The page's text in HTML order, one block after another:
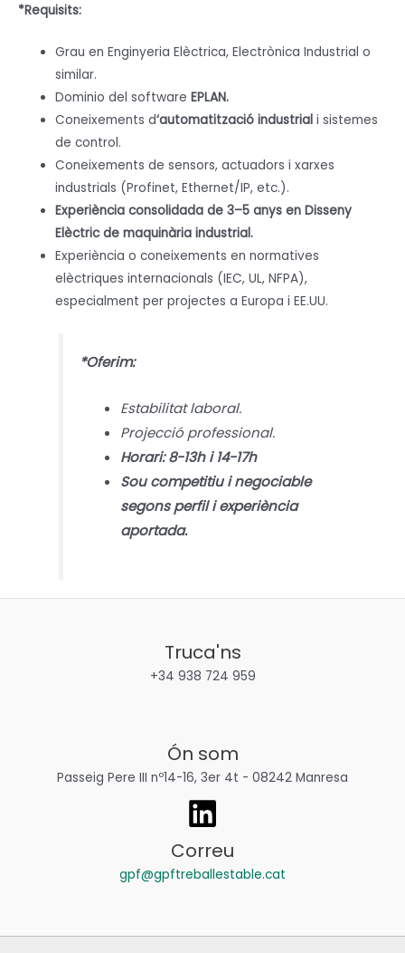
*Requisits:
Grau en Enginyeria Elèctrica, Electrònica Industrial o
similar.
Dominio del softwareEPLAN.
Coneixements d‘automatització industrial i sistemes
de control.
Coneixements de sensors, actuadors i xarxes
industrials (Profinet, Ethernet/IP, etc.).
Experiència consolidada de 3–5 anys en Disseny
Elèctric de maquinària industrial.
Experiència o coneixements en normatives
elèctriques internacionals (IEC, UL, NFPA),
especialment per projectes a Europa i EE.UU.
*Oferim:
Estabilitat laboral.
Projecció professional.
Horari: 8-13h i 14-17h
Sou competitiu i negociable
segons perfil i experiència
aportada.
Truca'ns
+34 938 724 959
Ón som
Passeig Pere III nº14-16, 3er 4t - 08242 Manresa
Correu
gpf@gpftreballestable.cat